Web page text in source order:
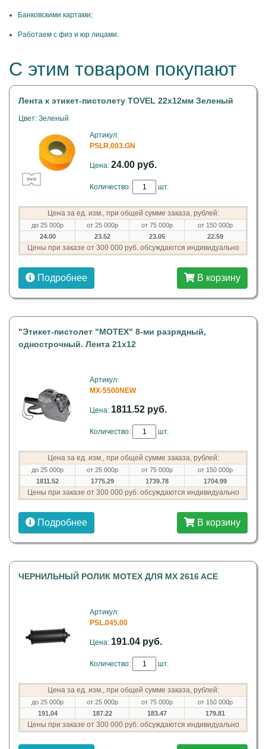
Банковскими картами;
Работаем с физ и юр лицами.
С этим товаром покупают
Лента к этикет-пистолету TOVEL 22х12мм Зеленый
Цвет: Зеленый
Артикул:
PSLR.003.GN
Цена: 24.00 руб.
Количество: шт.
Цена за ед. изм., при общей сумме заказа, рублей:
до 25 000р от 25 000р от 75 000р
от 150 000р
24.00
23.52 23.05 22.59
Цены при заказе от 300 000 руб. обсуждаются индивидуально
Подробнее В корзину
"Этикет-пистолет "MOTEX" 8-ми разрядный,
однострочный. Лента 21х12
Артикул:
MX-5500NEW
Цена: 1811.52 руб.
Количество: шт.
Цена за ед. изм., при общей сумме заказа, рублей:
до 25 000р от 25 000р от 75 000р
от 150 000р
1811.52
1775.29 1739.78 1704.99
Цены при заказе от 300 000 руб. обсуждаются индивидуально
Подробнее В корзину
ЧЕРНИЛЬНЫЙ РОЛИК MOTEX ДЛЯ MX 2616 ACE
Артикул:
PSL.045.00
Цена: 191.04 руб.
Количество: шт.
Цена за ед. изм., при общей сумме заказа, рублей:
до 25 000р от 25 000р от 75 000р
от 150 000р
191.04
187.22 183.47 179.81
Цены при заказе от 300 000 руб. обсуждаются индивидуально